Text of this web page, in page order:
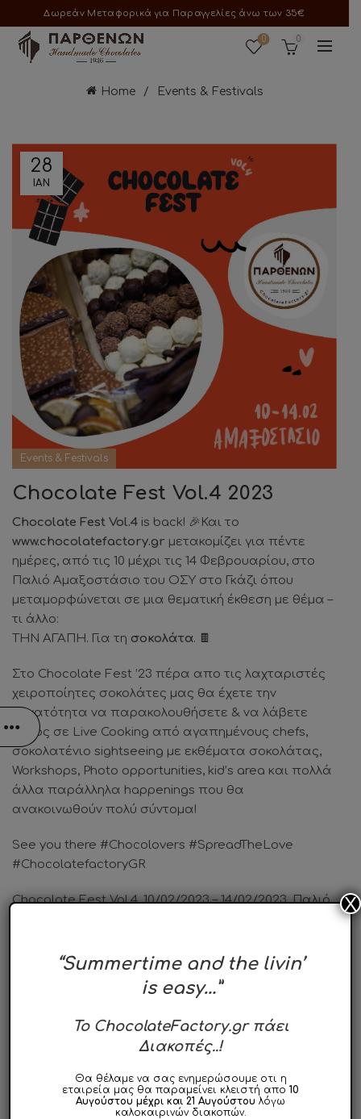
Δωρεάν Μεταφορικά για Παραγγελίες άνω των 35€
0 0
Home Events & Festivals
28
ΙΑΝ
Events & Festivals
Chocolate Fest Vol.4 2023
Chocolate Fest Vol.4 is back! 🎉Και το
www.chocolatefactory.gr μετακομίζει για πέντε
ημέρες, από τις 10 μέχρι τις 14 Φεβρουαρίου, στο
Παλιό Αμαξοστάσιο του ΟΣΥ στο Γκάζι όπου
μεταμορφώνεται σε μια θεματική έκθεση με θέμα –
τι άλλο:
ΤΗΝ ΑΓΑΠΗ. Για τη σοκολάτα. 🍫
Στο Chocolate Fest ’23 πέρα απο τις λαχταριστές
χειροποίητες σοκολάτες μας θα έχετε την
δυνατότητα να παρακολουθήσετε & να λάβετε
μέρος σε Live Cooking από αγαπημένους chefs,
σοκολατένιο sightseeing με εκθέματα σοκολάτας,
Workshops, Photo opportunities, kid’s area και πολλά
άλλα παράλληλα happenings που θα
ανακοινωθούν πολύ σύντομα!
See you there #Chocolovers #SpreadTheLove
#ChocolatefactoryGR
Chocolate Fest Vol.4, 10/02/2023 – 14/02/2023, Παλιό
Σαββατοκύριακο 12:00-23:00
PREVIOUS POST NEXT POST
“Summertime and the livin’
is easy…”
To ChocolateFactory.gr πάει
Διακοπές..!
Θα θέλαμε να σας ενημερώσουμε οτι η
εταιρεία μας θα παραμείνει κλειστή απο 10
Αυγούστου μέχρι και 21 Αυγούστου λόγω
καλοκαιρινών διακοπών.
X